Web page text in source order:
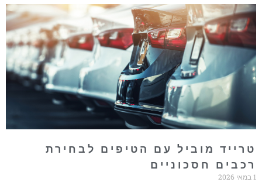
מוביל עם הטיפים לבחירת
חסכוניים